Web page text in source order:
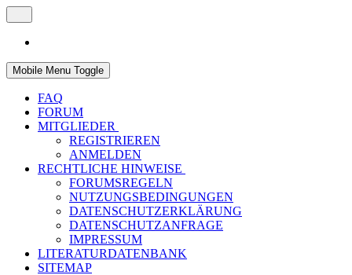
Mobile Menu Toggle
FAQ
FORUM
MITGLIEDER
REGISTRIEREN
ANMELDEN
RECHTLICHE HINWEISE
FORUMSREGELN
NUTZUNGSBEDINGUNGEN
DATENSCHUTZERKLÄRUNG
DATENSCHUTZANFRAGE
IMPRESSUM
LITERATURDATENBANK
SITEMAP